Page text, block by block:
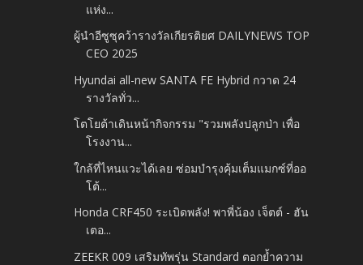
แห่ง...
ผู้นำอีซูซุคว้ารางวัลเกียรติยศ DAILYNEWS TOP
CEO 2025
Hyundai all-new SANTA FE Hybrid กวาด 24
รางวัลทั่ว...
โตโยต้าเดินหน้ากิจกรรม "รวมพลังปลูกป่า เพื่อ
โรงงาน...
ใกล้ที่ไหนแวะได้เลย ซ่อมบำรุงคุ้มเต็มแมกซ์ที่ออ
โต้...
Honda CRF450 ระเบิดพลัง! พาพี่น้อง เจ็ตต์ - ฮัน
เตอ...
ZEEKR 009 เสริมทัพรุ่น Standard ตอกย้ำความ